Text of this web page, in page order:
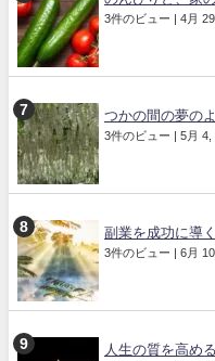
3件のビュー | 4月
つかの間の夢の
3件のビュー | 5月 4,
副業を成功に導
3件のビュー | 6月
人生の質を高め